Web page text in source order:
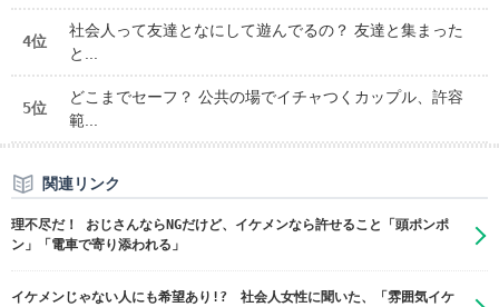
4位
社会人って友達となにして遊んでるの？ 友達と集まった
と...
5位
どこまでセーフ？ 公共の場でイチャつくカップル、許容
範...
関連リンク
理不尽だ！ おじさんならNGだけど、イケメンなら許せること「頭ポンポ
ン」「電車で寄り添われる」
イケメンじゃない人にも希望あり!? 社会人女性に聞いた、「雰囲気イケ